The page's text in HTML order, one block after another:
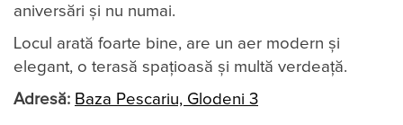
aniversări şi nu numai.
Locul arată foarte bine, are un aer modern și
elegant, o terasă spațioasă și multă verdeață.
Adresă: Baza Pescariu, Glodeni 3